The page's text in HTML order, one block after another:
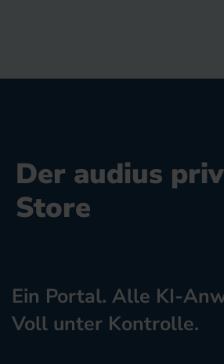
Der audius
Store
Ein Portal. Alle KI-
Voll unter Kontrolle.